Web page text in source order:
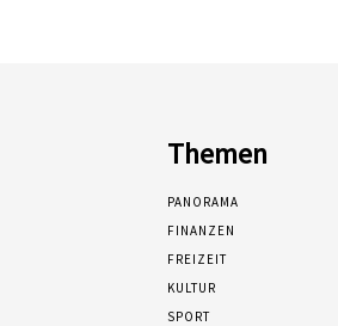
Themen
PANORAMA
FINANZEN
FREIZEIT
KULTUR
SPORT